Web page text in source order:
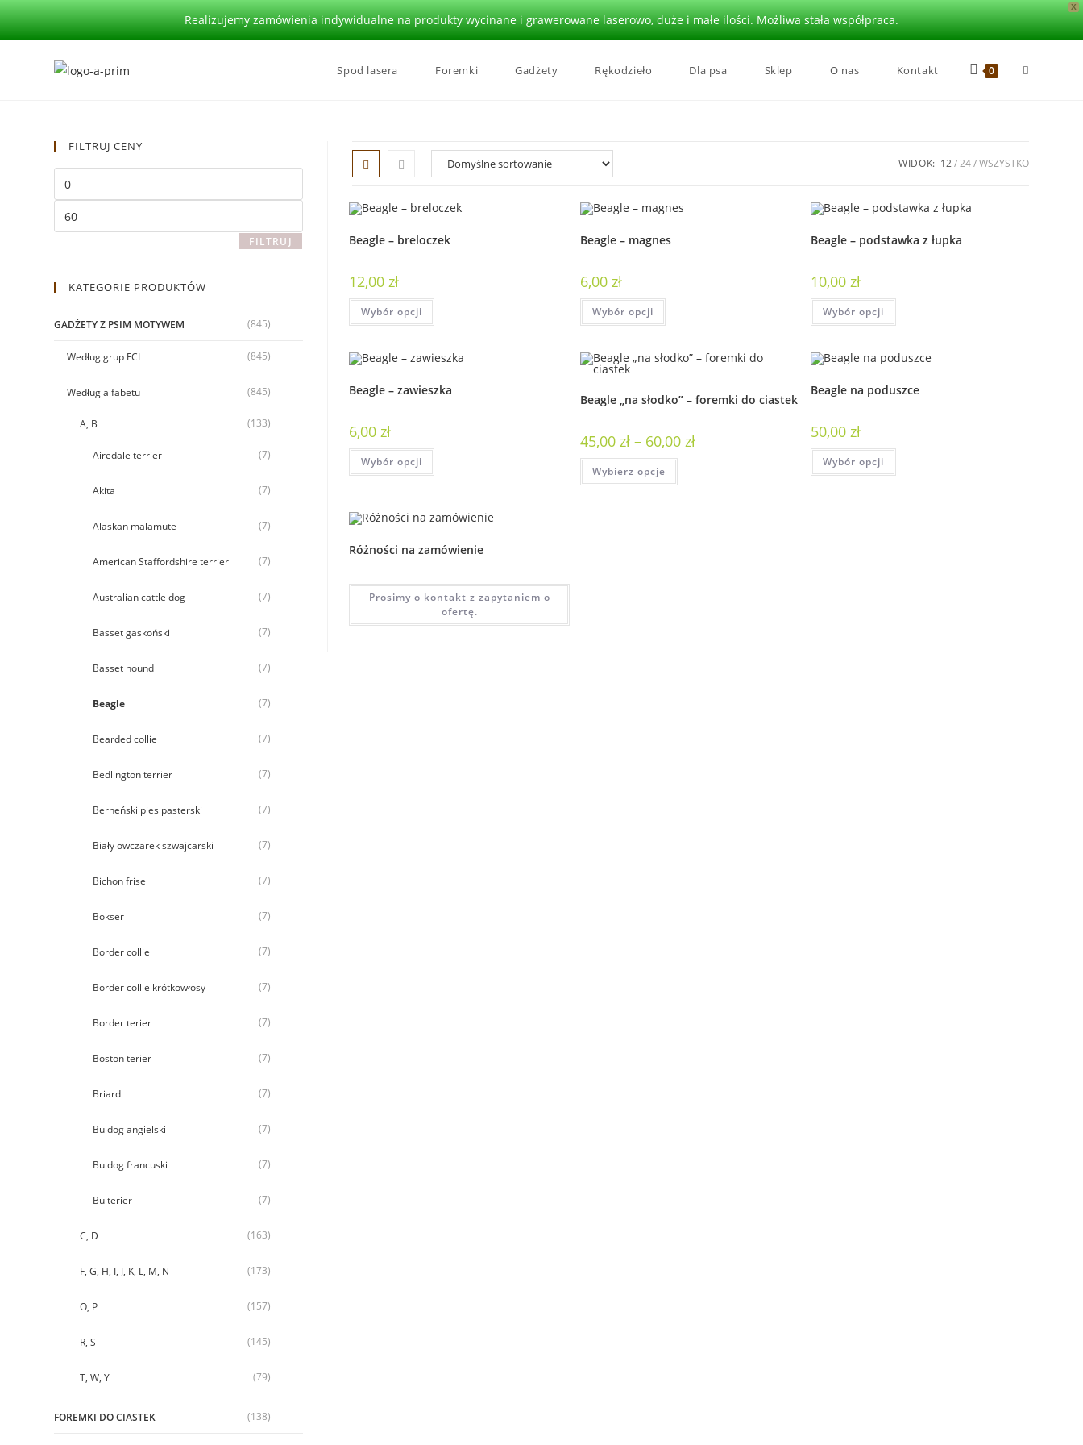
X
Realizujemy zamówienia indywidualne na produkty wycinane i grawerowane laserowo, duże i małe ilości. Możliwa stała współpraca.
Spod lasera Foremki Gadżety Rękodzieło Dla psa Sklep O nas Kontakt 0
WIDOK: 12 24 WSZYSTKO
Beagle – breloczek
12,00zł
Wybór opcji
Beagle – magnes
6,00 zł
Wybór opcji
Beagle – podstawka z łupka
10,00zł
Wybór opcji
Beagle – zawieszka
6,00zł
Wybór opcji
Beagle „na słodko” – foremki do ciastek
45,00 zł – 60,00 zł
Wybierz opcje
Beagle na poduszce
50,00zł
Wybór opcji
Różności na zamówienie
Prosimy o kontakt z zapytaniem o
ofertę.
FILTRUJ CENY
FILTRUJ
KATEGORIE PRODUKTÓW
GADŻETY Z PSIM MOTYWEM (845)
Według grup FCI (845)
Według alfabetu (845)
A, B (133)
Airedale terrier (7)
Akita (7)
Alaskan malamute (7)
American Staffordshire terrier (7)
Australian cattle dog (7)
Basset gaskoński (7)
Basset hound (7)
Beagle (7)
Bearded collie (7)
Bedlington terrier (7)
Berneński pies pasterski (7)
Biały owczarek szwajcarski (7)
Bichon frise (7)
Bokser (7)
Border collie (7)
Border collie krótkowłosy (7)
Border terier (7)
Boston terier (7)
Briard (7)
Buldog angielski (7)
Buldog francuski (7)
Bulterier (7)
C, D (163)
F, G, H, I, J, K, L, M, N (173)
O, P (157)
R, S (145)
T, W, Y (79)
FOREMKI DO CIASTEK (138)